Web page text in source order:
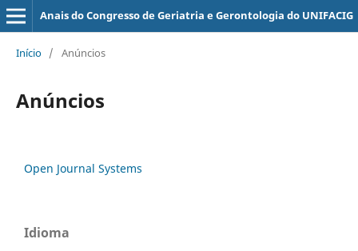
Anais do Congresso de Geriatria e Gerontologia do UNIFACIG
Início / Anúncios
Anúncios
Open Journal Systems
Idioma